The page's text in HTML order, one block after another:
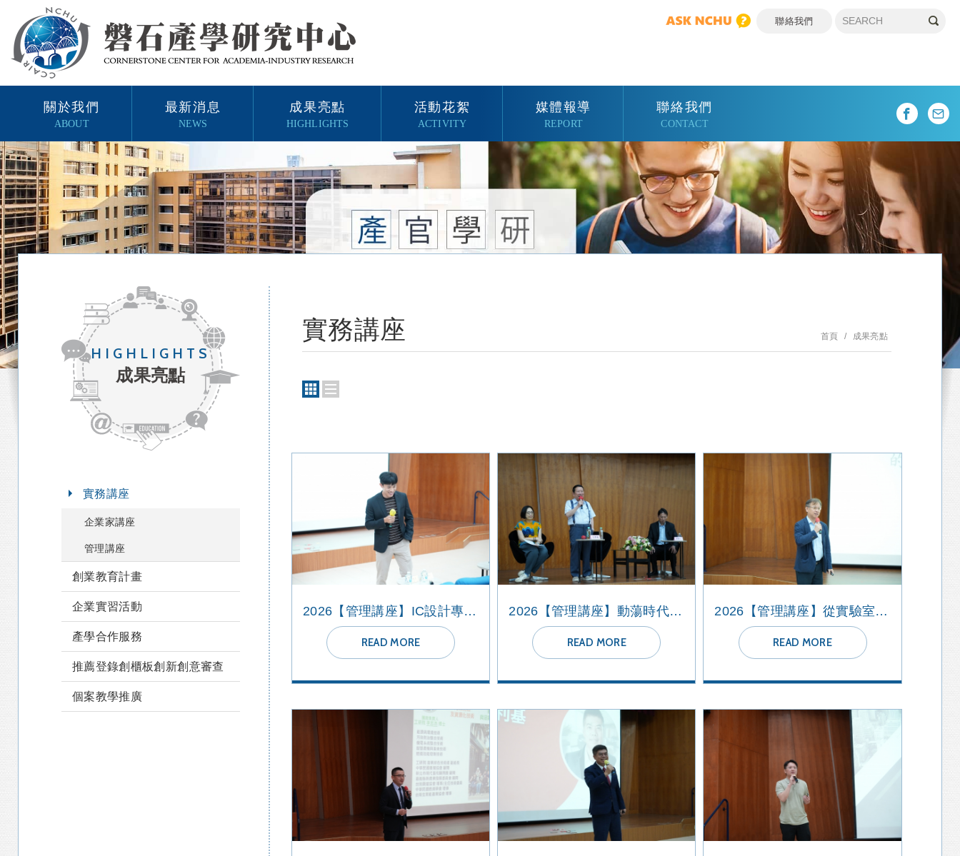
聯絡我們
關於我們
ABOUT
最新消息
NEWS
成果亮點
HIGHLIGHTS
活動花絮
ACTIVITY
媒體報導
REPORT
聯絡我們
CONTACT
HIGHLIGHTS
成果亮點
實務講座
企業家講座
管理講座
創業教育計畫
企業實習活動
產學合作服務
推薦登錄創櫃板創新創意審查
個案教學推廣
實務講座 首頁 成果亮點
2026【管理講座】IC設計專案管理
READ MORE
2026【管理講座】動蕩時代的企業重塑：從農業生技到氣候智慧型農業的全球戰略
READ MORE
2026【管理講座】從實驗室到臨床試驗的CAR-T產品新藥開發
READ MORE